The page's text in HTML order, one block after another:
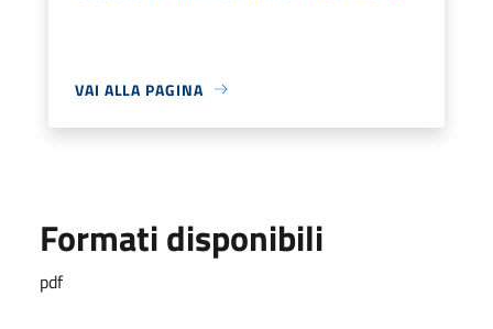
VAI ALLA PAGINA
Formati disponibili
pdf